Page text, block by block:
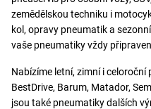
zemědělskou techniku i
kol, opravy pneumatik a
vaše pneumatiky vždy
Nabízíme letní, zimní i
BestDrive, Barum, Matador,
jsou také pneumatiky dalších